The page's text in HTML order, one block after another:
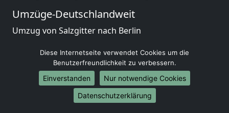
Umzüge-Deutschlandweit
Umzug von Salzgitter nach Berlin
Umzug von Salzgitter nach München
Umzug von Salzgitter nach Köln
Umzug von Salzgitter nach Frankfurt am Main
Umzug von Salzgitter nach Stuttgart
Umzug von Salzgitter nach Düsseldorf
Diese Internetseite verwendet Cookies um die
Benutzerfreundlichkeit zu verbessern.
Einverstanden
Nur notwendige Cookies
Datenschutzerklärung